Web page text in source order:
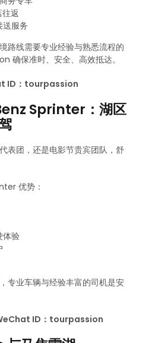
返
送服务
路线需要专业经验与熟悉流程的
确保准时、安全、高效抵达。
ID：tourpassion
Sprinter：湖区
表团，还是电影节贵宾团队，舒
优势：
体验
专业车辆与经验丰富的司机是安
ID：tourpassion